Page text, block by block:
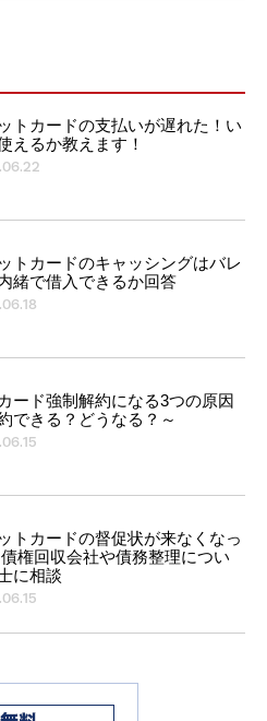
トカードの支払いが遅れた！い
えるか教えます！
トカードのキャッシングはバレ
緒で借入できるか回答
ード強制解約になる3つの原因
できる？どうなる？～
トカードの督促状が来なくなっ
権回収会社や債務整理につい
に相談